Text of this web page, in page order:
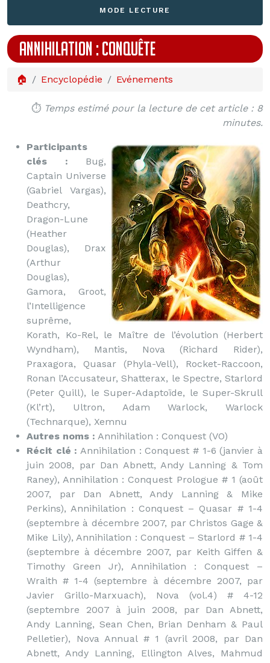
MODE LECTURE
ANNIHILATION : CONQUÊTE
🏠 Encyclopédie Evénements
⏱️ Temps estimé pour la lecture de cet article : 8
minutes.
Participants
clés : Bug,
Captain Universe
(Gabriel Vargas),
Deathcry,
Dragon-Lune
(Heather
Douglas), Drax
(Arthur
Douglas),
Gamora, Groot,
l’Intelligence
suprême,
Korath, Ko-Rel, le Maître de l’évolution (Herbert
Wyndham), Mantis, Nova (Richard Rider),
Praxagora, Quasar (Phyla-Vell), Rocket-Raccoon,
Ronan l’Accusateur, Shatterax, le Spectre, Starlord
(Peter Quill), le Super-Adaptoïde, le Super-Skrull
(Kl’rt), Ultron, Adam Warlock, Warlock
(Technarque), Xemnu
Autres noms : Annihilation : Conquest (VO)
Récit clé : Annihilation : Conquest # 1-6 (janvier à
juin 2008, par Dan Abnett, Andy Lanning & Tom
Raney), Annihilation : Conquest Prologue # 1 (août
2007, par Dan Abnett, Andy Lanning & Mike
Perkins), Annihilation : Conquest – Quasar # 1-4
(septembre à décembre 2007, par Christos Gage &
Mike Lily), Annihilation : Conquest – Starlord # 1-4
(septembre à décembre 2007, par Keith Giffen &
Timothy Green Jr), Annihilation : Conquest –
Wraith # 1-4 (septembre à décembre 2007, par
Javier Grillo-Marxuach), Nova (vol.4) # 4-12
(septembre 2007 à juin 2008, par Dan Abnett,
Andy Lanning, Sean Chen, Brian Denham & Paul
Pelletier), Nova Annual # 1 (avril 2008, par Dan
Abnett, Andy Lanning, Ellington Alves, Mahmud